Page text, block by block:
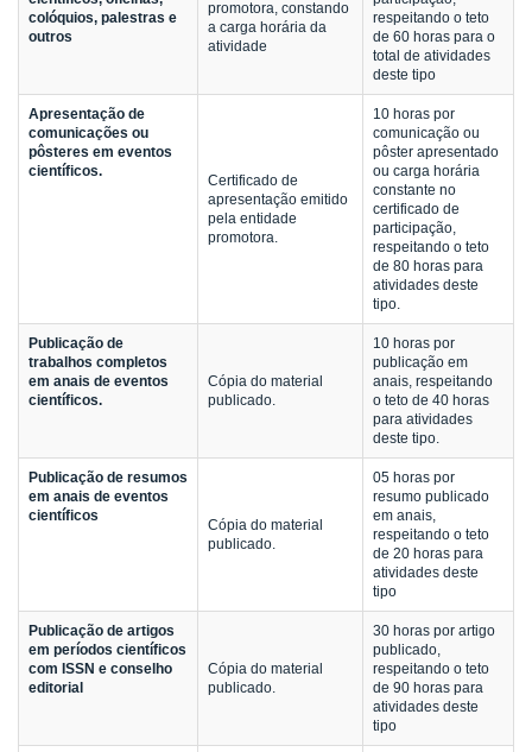
colóquios, palestras e
outros
promotora, constando
a carga horária da
atividade
respeitando o teto
de 60 horas para o
total de atividades
deste tipo
Apresentação de
comunicações ou
pôsteres em eventos
científicos.
Certificado de
apresentação emitido
pela entidade
promotora.
10 horas por
comunicação ou
pôster apresentado
ou carga horária
constante no
certificado de
participação,
respeitando o teto
de 80 horas para
atividades deste
tipo.
Publicação de
trabalhos completos
em anais de eventos
científicos.
Cópia do material
publicado.
10 horas por
publicação em
anais, respeitando
o teto de 40 horas
para atividades
deste tipo.
Publicação de resumos
em anais de eventos
científicos
Cópia do material
publicado.
05 horas por
resumo publicado
em anais,
respeitando o teto
de 20 horas para
atividades deste
tipo
Publicação de artigos
em períodos científicos
com ISSN e conselho
editorial
Cópia do material
publicado.
30 horas por artigo
publicado,
respeitando o teto
de 90 horas para
atividades deste
tipo